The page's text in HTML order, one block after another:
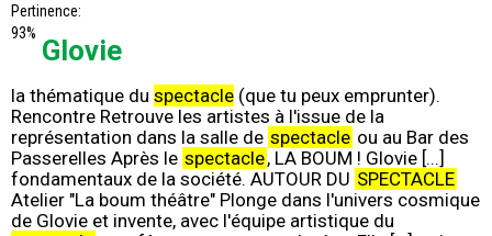
Pertinence:
93%
Glovie
la thématique du spectacle (que tu peux emprunter).
Rencontre Retrouve les artistes à l'issue de la
représentation dans la salle de spectacle ou au Bar des
Passerelles Après le spectacle, LA BOUM ! Glovie [...]
fondamentaux de la société. AUTOUR DU SPECTACLE
Atelier "La boum théâtre" Plonge dans l'univers cosmique
de Glovie et invente, avec l'équipe artistique du